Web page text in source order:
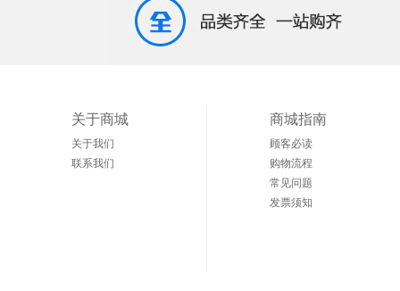
关于商城
关于我们
联系我们
商城指南
顾客必读
购物流程
常见问题
发票须知